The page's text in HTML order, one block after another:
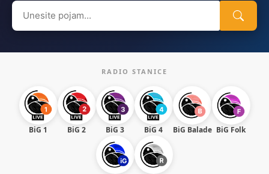
Search
for:
RADIO STANICE
BiG 1 BiG 2 BiG 3 BiG 4 BiG Balade BiG Folk